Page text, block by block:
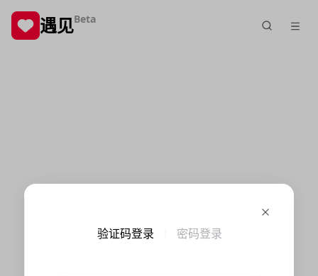
验证码登录 密码登录
遇见Beta